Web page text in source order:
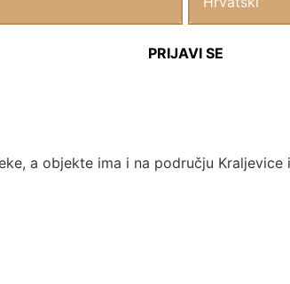
a objekte ima i na području